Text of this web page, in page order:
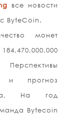
все новости
ByteCoin.
монет
и прогноз
На год
Bytecoin